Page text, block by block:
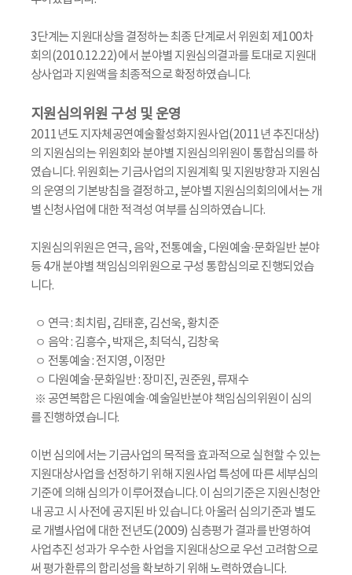
3단계는 지원대상을 결정하는 최종 단계로서 위원회 제100차
회의(2010.12.22)에서 분야별 지원심의결과를 토대로 지원대
상사업과 지원액을 최종적으로 확정하였습니다.
지원심의위원 구성 및 운영
2011년도 지자체공연예술활성화지원사업(2011년 추진대상)
의 지원심의는 위원회와 분야별 지원심의위원이 통합심의를 하
였습니다. 위원회는 기금사업의 지원계획 및 지원방향과 지원심
의 운영의 기본방침을 결정하고, 분야별 지원심의회의에서는 개
별 신청사업에 대한 적격성 여부를 심의하였습니다.
지원심의위원은 연극, 음악, 전통예술, 다원예술·문화일반 분야
등 4개 분야별 책임심의위원으로 구성 통합심의로 진행되었습
니다.
ㅇ 연극 : 최치림, 김태훈, 김선욱, 황치준
ㅇ 음악 : 김흥수, 박재은, 최덕식, 김창욱
ㅇ 전통예술 : 전지영, 이정만
ㅇ 다원예술·문화일반 : 장미진, 권준원, 류재수
※ 공연복합은 다원예술·예술일반분야 책임심의위원이 심의
를 진행하였습니다.
이번 심의에서는 기금사업의 목적을 효과적으로 실현할 수 있는
지원대상사업을 선정하기 위해 지원사업 특성에 따른 세부심의
기준에 의해 심의가 이루어졌습니다. 이 심의기준은 지원신청안
내 공고 시 사전에 공지된 바 있습니다. 아울러 심의기준과 별도
로 개별사업에 대한 전년도(2009) 심층평가 결과를 반영하여
사업추진 성과가 우수한 사업을 지원대상으로 우선 고려함으로
써 평가환류의 합리성을 확보하기 위해 노력하였습니다.